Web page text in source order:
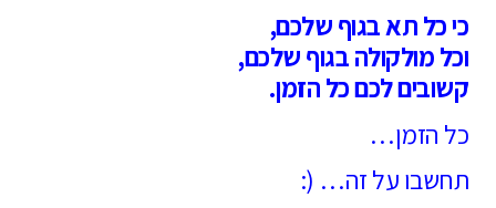
כי כל תא בגוף שלכם,
וכל מולקולה בגוף שלכם,
קשובים לכם כל הזמן.
כל הזמן…
תחשבו על זה… (: